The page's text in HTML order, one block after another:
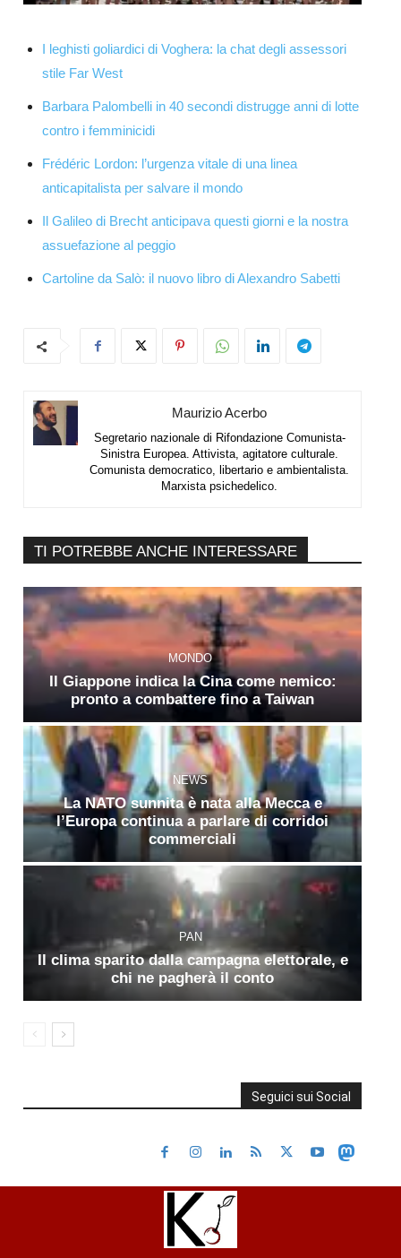
I leghisti goliardici di Voghera: la chat degli assessori
stile Far West
Barbara Palombelli in 40 secondi distrugge anni di lotte
contro i femminicidi
Frédéric Lordon: l’urgenza vitale di una linea
anticapitalista per salvare il mondo
Il Galileo di Brecht anticipava questi giorni e la nostra
assuefazione al peggio
Cartoline da Salò: il nuovo libro di Alexandro Sabetti
Maurizio Acerbo
Segretario nazionale di Rifondazione Comunista-
Sinistra Europea. Attivista, agitatore culturale.
Comunista democratico, libertario e ambientalista.
Marxista psichedelico.
TI POTREBBE ANCHE INTERESSARE
MONDO
Il Giappone indica la Cina come nemico:
pronto a combattere fino a Taiwan
NEWS
La NATO sunnita è nata alla Mecca e
l’Europa continua a parlare di corridoi
commerciali
PAN
Il clima sparito dalla campagna elettorale, e
chi ne pagherà il conto
Seguici sui Social